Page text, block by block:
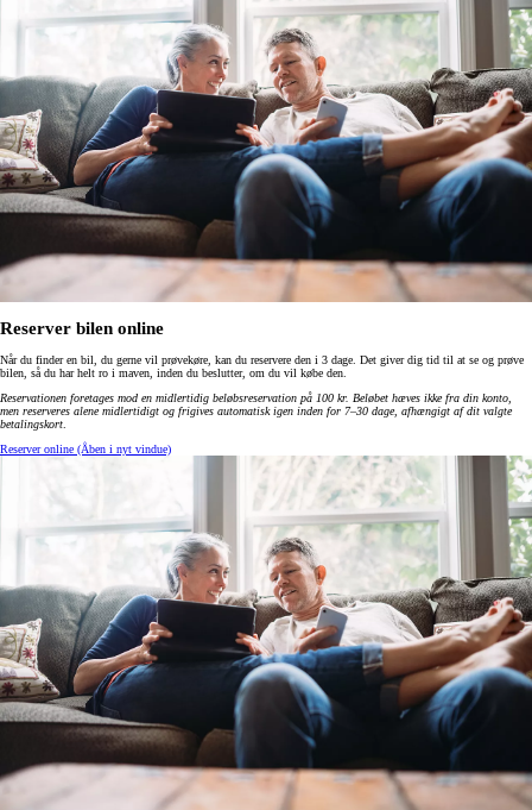
Reserver bilen online
Når du finder en bil, du gerne vil prøvekøre, kan du reservere den i 3 dage. Det giver dig tid til at se og prøve
bilen, så du har helt ro i maven, inden du beslutter, om du vil købe den.
Reservationen foretages mod en midlertidig beløbsreservation på 100 kr. Beløbet hæves ikke fra din konto,
men reserveres alene midlertidigt og frigives automatisk igen inden for 7–30 dage, afhængigt af dit valgte
betalingskort.
Reserver online (Åben i nyt vindue)